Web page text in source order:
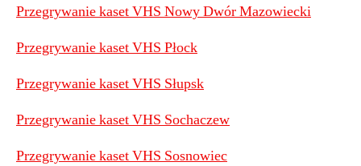
Przegrywanie kaset VHS Nowy Dwór Mazowiecki
Przegrywanie kaset VHS Płock
Przegrywanie kaset VHS Słupsk
Przegrywanie kaset VHS Sochaczew
Przegrywanie kaset VHS Sosnowiec